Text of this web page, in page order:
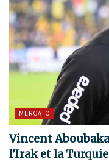
MERCATO
Vincent
l’Irak et la Turquie